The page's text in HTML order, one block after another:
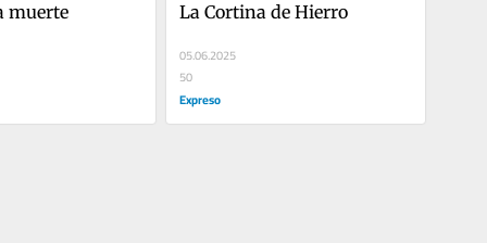
muerte
La Cortina de Hierro
05.06.2025
50
Expreso